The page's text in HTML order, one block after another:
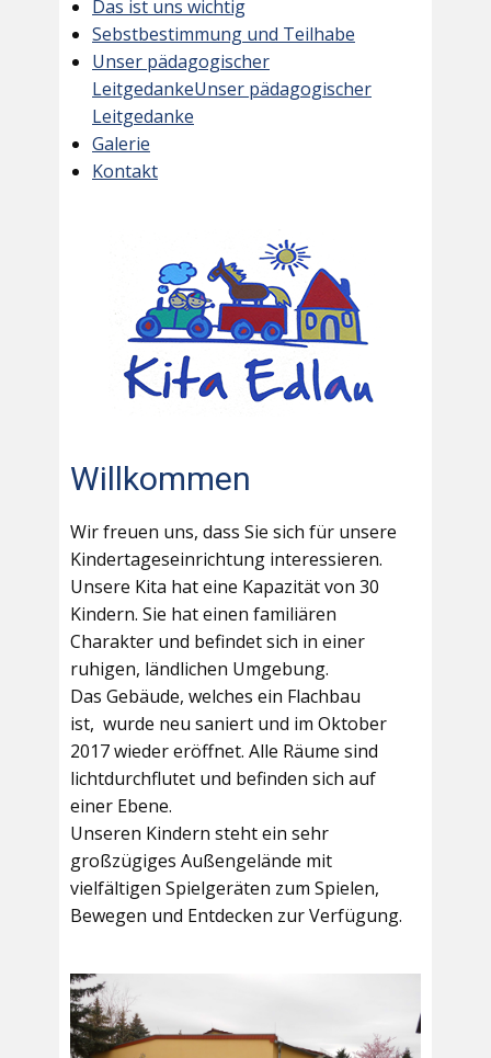
Das ist uns wichtig
Sebstbestimmung und Teilhabe
Unser pädagogischer
LeitgedankeUnser pädagogischer
Leitgedanke
Galerie
Kontakt
Willkommen
Wir freuen uns, dass Sie sich für unsere
Kindertageseinrichtung interessieren.
Unsere Kita hat eine Kapazität von 30
Kindern. Sie hat einen familiären
Charakter und befindet sich in einer
ruhigen, ländlichen Umgebung.
Das Gebäude, welches ein Flachbau
ist, wurde neu saniert und im Oktober
2017 wieder eröffnet. Alle Räume sind
lichtdurchflutet und befinden sich auf
einer Ebene.
Unseren Kindern steht ein sehr
großzügiges Außengelände mit
vielfältigen Spielgeräten zum Spielen,
Bewegen und Entdecken zur Verfügung.